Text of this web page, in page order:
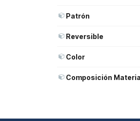
Patrón
Reversible
Color
Composición